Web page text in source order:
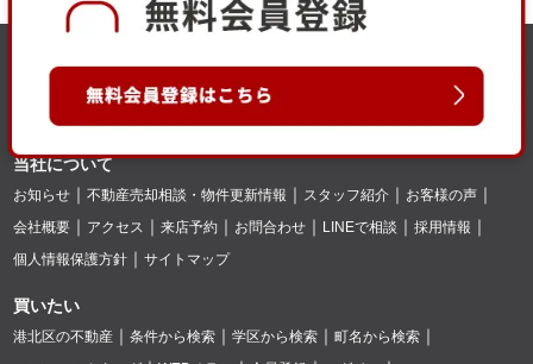
当社について
お知らせ 不動産売却相談・物件更新情報 スタッフ紹介
お客様の声
会社概要
アクセス 来店予約 お問合わせ LINEで相談
採用情報
個人情報保護方針
サイトマップ
買いたい
港北区の不動産 条件から検索 学区から検索
町名から検索